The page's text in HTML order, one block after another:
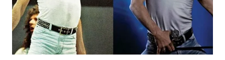
WN
NATUNA
WN